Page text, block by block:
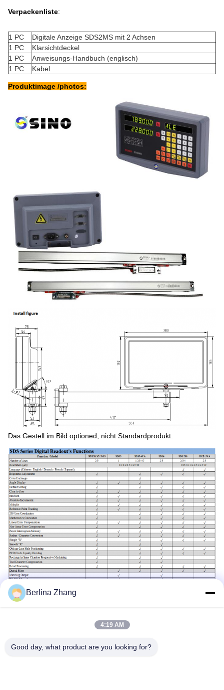
Verpackenliste:
1 PC
Digitale Anzeige SDS2MS mit 2 Achsen
1 PC
Klarsichtdeckel
1 PC
Anweisungs-Handbuch (englisch)
1 PC
Kabel
Produktimage /photos:
Das Gestell im Bild optioned, nicht Standardprodukt.
Berlina Zhang
4:19 AM
Good day, what product are you looking for?